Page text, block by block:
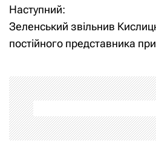
в
і
а
ц
і
Наступний:
Зеленський звільнив
постійного представника